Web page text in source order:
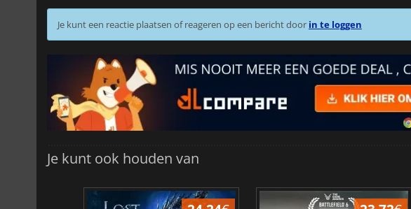
Je kunt een reactie plaatsen of reageren op een bericht door in te loggen
Je kunt ook houden van